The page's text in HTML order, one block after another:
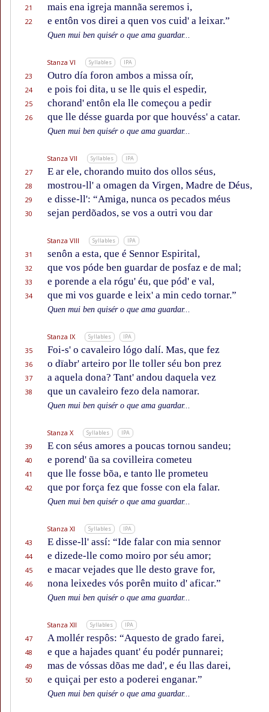
21 mais ena igreja mannãa seremos i,
22 e entôn vos direi a quen vos cuid' a leixar.”
Quen mui ben quisér o que ama guardar...
Stanza VI Syllables IPA
23 Outro día foron ambos a missa oír,
24 e pois foi dita, u se lle quis el espedir,
25 chorand' entôn ela lle começou a pedir
26 que lle désse guarda por que houvéss' a catar.
Quen mui ben quisér o que ama guardar...
Stanza VII Syllables IPA
27 E ar ele, chorando muito dos ollos séus,
28 mostrou-ll' a omagen da Virgen, Madre de Déus,
29 e disse-ll': “Amiga, nunca os pecados méus
30 sejan perdõados, se vos a outri vou dar
Stanza VIII Syllables IPA
31 senôn a esta, que é Sennor Espirital,
32 que vos póde ben guardar de posfaz e de mal;
33 e porende a ela rógu' éu, que pód' e val,
34 que mi vos guarde e leix' a min cedo tornar.”
Quen mui ben quisér o que ama guardar...
Stanza IX Syllables IPA
35 Foi-s' o cavaleiro lógo dalí. Mas, que fez
36 o dïabr' arteiro por lle toller séu bon prez
37 a aquela dona? Tant' andou daquela vez
38 que un cavaleiro fezo dela namorar.
Quen mui ben quisér o que ama guardar...
Stanza X Syllables IPA
39 E con séus amores a poucas tornou sandeu;
40 e porend' ũa sa covilleira cometeu
41 que lle fosse bõa, e tanto lle prometeu
42 que por força fez que fosse con ela falar.
Quen mui ben quisér o que ama guardar...
Stanza XI Syllables IPA
43 E disse-ll' assí: “Ide falar con mia sennor
44 e dizede-lle como moiro por séu amor;
45 e macar vejades que lle desto grave for,
46 nona leixedes vós porên muito d' aficar.”
Quen mui ben quisér o que ama guardar...
Stanza XII Syllables IPA
47 A mollér respôs: “Aquesto de grado farei,
48 e que a hajades quant' éu podér punnarei;
49 mas de vóssas dõas me dad', e éu llas darei,
50 e quiçai per esto a poderei enganar.”
Quen mui ben quisér o que ama guardar...